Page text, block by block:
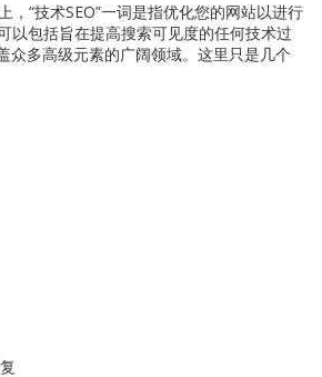
，“技术SEO”一词是指优化您的网站以进行
以包括旨在提高搜索可见度的任何技术过
众多高级元素的广阔领域。这里只是几个